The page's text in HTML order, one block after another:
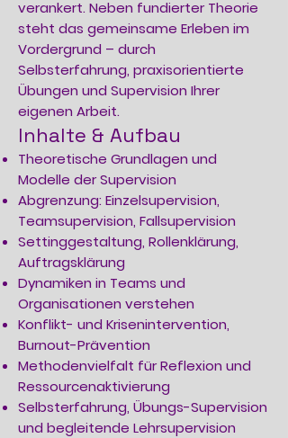
verankert. Neben fundierter Theorie
steht das gemeinsame Erleben im
Vordergrund – durch
Selbsterfahrung, praxisorientierte
Übungen und Supervision Ihrer
eigenen Arbeit.
Inhalte & Aufbau
Theoretische Grundlagen und
Modelle der Supervision
Abgrenzung: Einzelsupervision,
Teamsupervision, Fallsupervision
Settinggestaltung, Rollenklärung,
Auftragsklärung
Dynamiken in Teams und
Organisationen verstehen
Konflikt- und Krisenintervention,
Burnout-Prävention
Methodenvielfalt für Reflexion und
Ressourcenaktivierung
Selbsterfahrung, Übungs-Supervision
und begleitende Lehrsupervision